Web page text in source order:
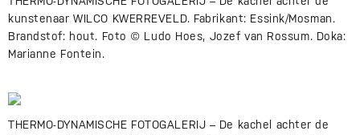
kunstenaar WILCO KWERREVELD. Fabrikant: Essink/Mosman.
Brandstof: hout. Foto © Ludo Hoes, Jozef van Rossum. Doka:
Marianne Fontein.
THERMO-DYNAMISCHE FOTOGALERIJ – De kachel achter de